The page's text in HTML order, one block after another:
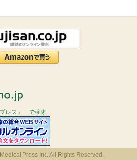
」 で検索
Press Inc. All Rights Reserved.